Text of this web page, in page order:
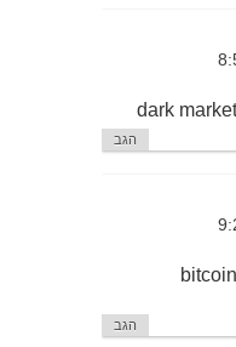
dark
הגב
הגב